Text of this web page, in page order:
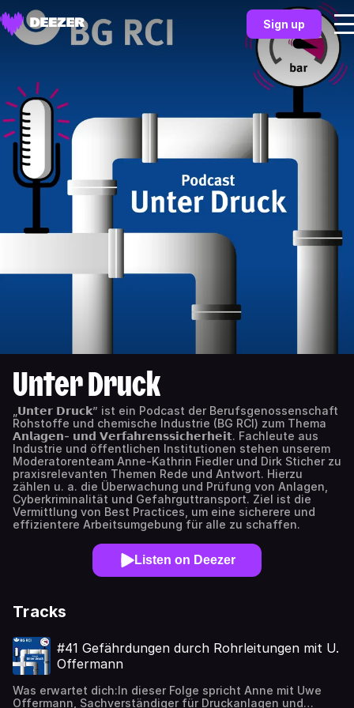
Sign up
Unter Druck
„𝗨𝗻𝘁𝗲𝗿 𝗗𝗿𝘂𝗰𝗸” ist ein Podcast der Berufsgenossenschaft
Rohstoffe und chemische Industrie (BG RCI) zum Thema
𝗔𝗻𝗹𝗮𝗴𝗲𝗻- 𝘂𝗻𝗱 𝗩𝗲𝗿𝗳𝗮𝗵𝗿𝗲𝗻𝘀𝘀𝗶𝗰𝗵𝗲𝗿𝗵𝗲𝗶𝘁. Fachleute aus
Industrie und öffentlichen Institutionen stehen unserem
Moderatorenteam Anne-Kathrin Fiedler und Dirk Sticher zu
praxisrelevanten Themen Rede und Antwort. Hierzu
zählen u. a. die Überwachung und Prüfung von Anlagen,
Cyberkriminalität und Gefahrguttransport. Ziel ist die
Vermittlung von Best Practices, um eine sicherere und
effizientere Arbeitsumgebung für alle zu schaffen.
Listen on Deezer
Tracks
#41 Gefährdungen durch Rohrleitungen mit U.
Offermann
Was erwartet dich:In dieser Folge spricht Anne mit Uwe
Offermann, Sachverständiger für Druckanlagen und